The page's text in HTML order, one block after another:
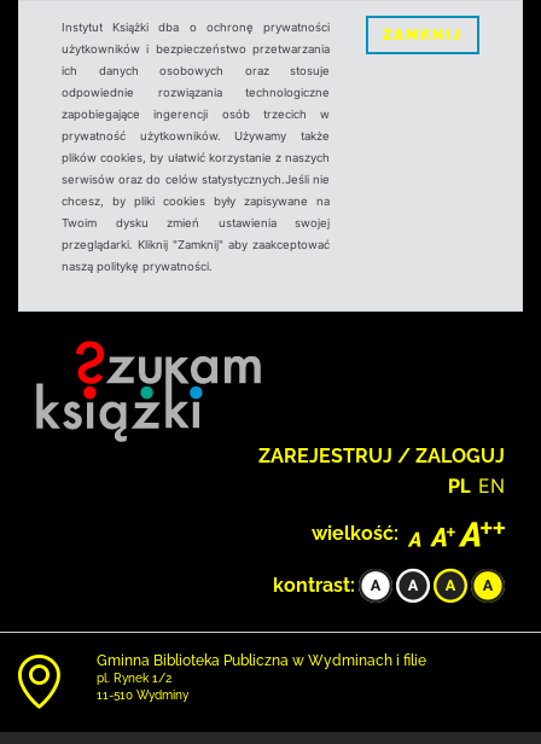
Instytut Książki dba o ochronę prywatności
użytkowników i bezpieczeństwo przetwarzania
ich danych osobowych oraz stosuje
odpowiednie rozwiązania technologiczne
zapobiegające ingerencji osób trzecich w
prywatność użytkowników. Używamy także
plików cookies, by ułatwić korzystanie z naszych
serwisów oraz do celów statystycznych.Jeśli nie
chcesz, by pliki cookies były zapisywane na
Twoim dysku zmień ustawienia swojej
przeglądarki. Kliknij "Zamknij" aby zaakceptować
naszą politykę prywatności.
ZAMKNIJ
ZAREJESTRUJ / ZALOGUJ
PL EN
wielkość:
kontrast:
Gminna Biblioteka Publiczna w Wydminach i filie
pl. Rynek 1/2
11-510 Wydminy